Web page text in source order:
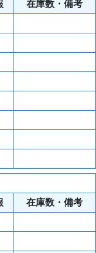
在庫数・備考
在庫数・備考